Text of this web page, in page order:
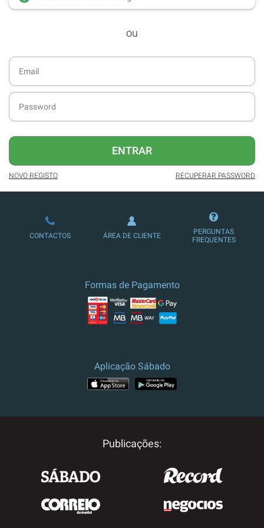
desde dezembro de 2016.
Acesso ao formato digital da SÁBADO
SÁBADO.
diário da atualidade.
publicidade reduzida e não invasiva
no site.
Possibilidade de ler e/ou ouvir artigos.
Ofertas e descontos em produtos,
serviços, eventos desportivos e
ou
ENTRAR
NOVO REGISTO RECUPERAR PASSWORD
CONTACTOS ÁREA DE CLIENTE
PERGUNTAS
FREQUENTES
Formas de Pagamento
Aplicação Sábado
Publicações: